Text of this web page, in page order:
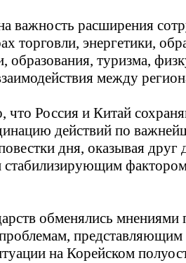
важность расширения
торговли, энергетики,
туризма,
между
что Россия и Китай
действий по
дня, оказывая друг
стабилизирующим
обменялись
представляющим
на Корейском